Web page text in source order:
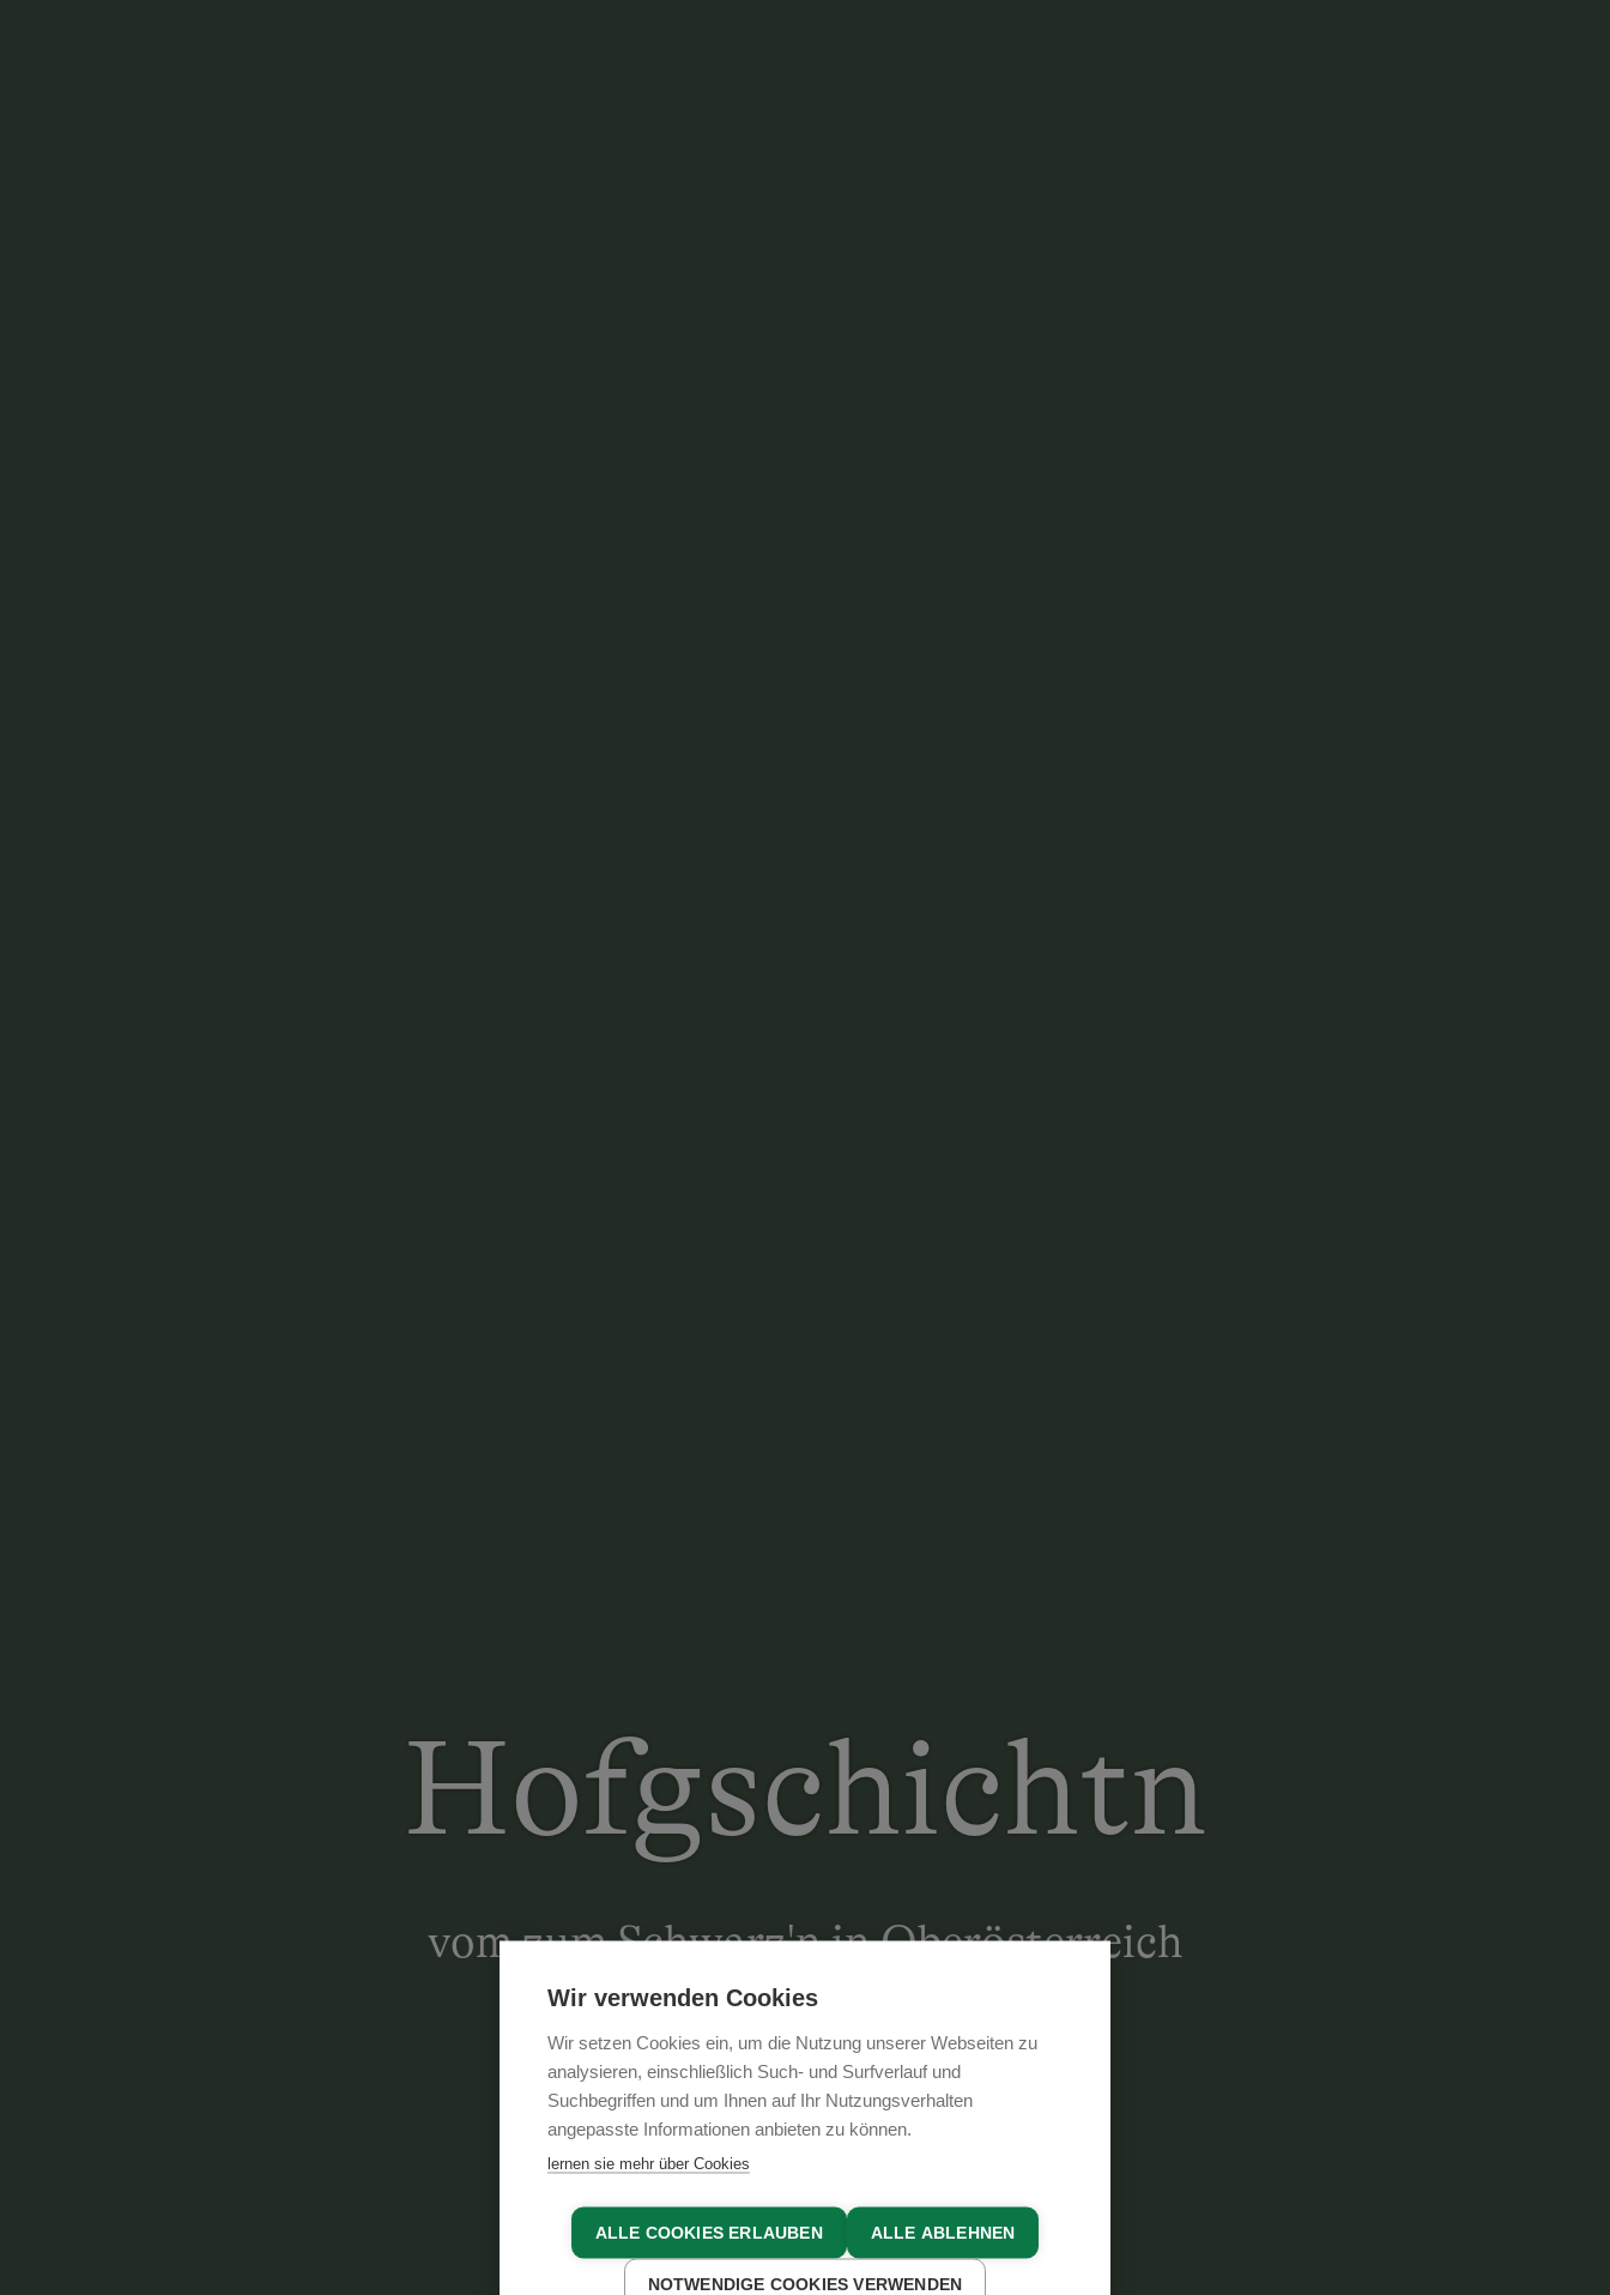
Hofgschichtn
vom zum Schwarz'n in Oberösterreich
Wir verwenden Cookies
Wir setzen Cookies ein, um die Nutzung unserer Webseiten zu
analysieren, einschließlich Such- und Surfverlauf und
Suchbegriffen und um Ihnen auf Ihr Nutzungsverhalten
angepasste Informationen anbieten zu können.
lernen sie mehr über Cookies
ALLE COOKIES ERLAUBEN ALLE ABLEHNEN
NOTWENDIGE COOKIES VERWENDEN